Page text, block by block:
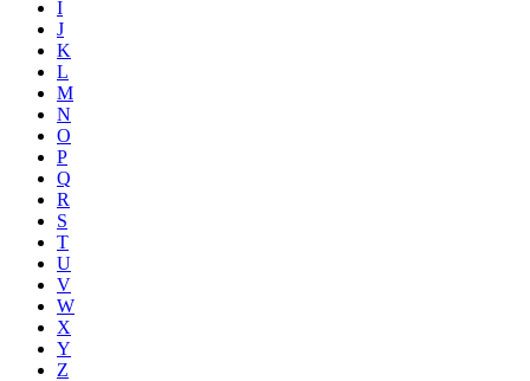
I
J
K
L
M
N
O
P
Q
R
S
T
U
V
W
X
Y
Z